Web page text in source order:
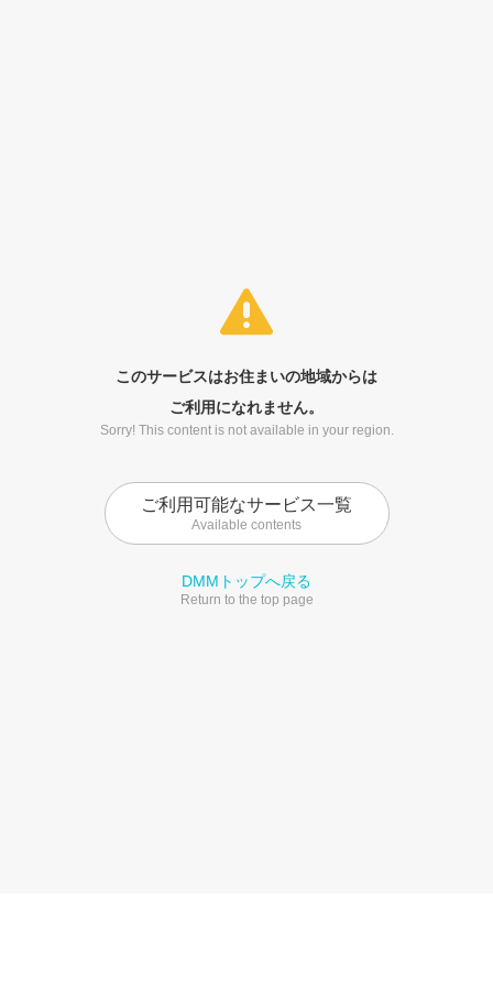
このサービスはお住まいの地域からは
ご利用になれません。
Sorry! This content is not available in your region.
ご利用可能なサービス一覧
Available contents
DMMトップへ戻る
Return to the top page